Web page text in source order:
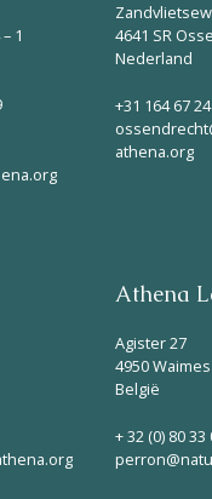
1
4641 SR
Nederland
+31 164 67
athena.org
Athena
Agister 27
4950 Waimes
België
+ 32 (0) 80 33